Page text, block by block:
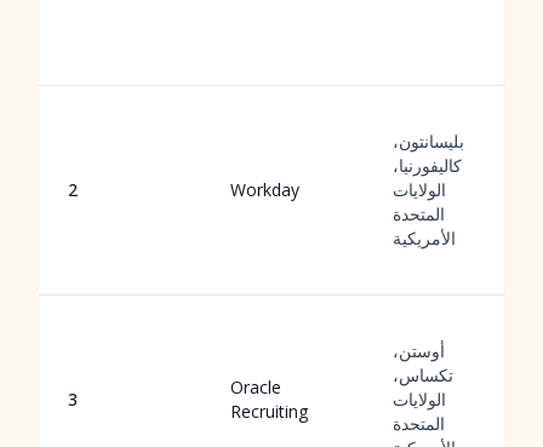
2 Workday
بليسانتون،
كاليفورنيا،
الولايات
المتحدة
الأمريكية
3
Oracle
Recruiting
أوستن،
تكساس،
الولايات
المتحدة